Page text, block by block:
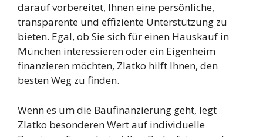
darauf vorbereitet, Ihnen eine persönliche,
transparente und effiziente Unterstützung zu
bieten. Egal, ob Sie sich für einen Hauskauf in
München interessieren oder ein Eigenheim
finanzieren möchten, Zlatko hilft Ihnen, den
besten Weg zu finden.
Wenn es um die Baufinanzierung geht, legt
Zlatko besonderen Wert auf individuelle